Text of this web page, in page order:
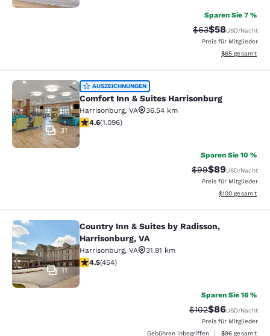
Sparen Sie 7 %
$63Vergünstigter
$58USD/Nacht
Preis für Mitglieder
Geschätzte
$65 gesamt
Comfort Inn & Suites Harrisonburg
31
AUSZEICHNUNGEN
Comfort Inn & Suites Harrisonburg
Harrisonburg, VA
36.54 km
4.56-Sterne-Bewertung. Hervorragend. 1096
4.6(1.096)
Sparen Sie 10 %
Durchgestrichener
$99Vergünstigter
$89USD/Nacht
Preis für Mitglieder
Geschätzte
$100 gesamt
Country Inn & Suites by Radisson,
11
Country Inn & Suites by Radisson,
Harrisonburg, VA
Harrisonburg, VA
31.91 km
4.5-Sterne-Bewertung. Hervorragend. 454
4.5(454)
Sparen Sie 16 %
Durchgestrichener
$102Vergünstigter
$86USD/Nacht
Preis für Mitglieder
Gebühren inbegriffen
Geschätzte
$96 gesamt